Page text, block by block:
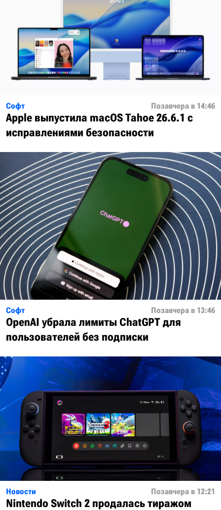
Софт Позавчера в 14:46
Apple выпустила macOS Tahoe 26.6.1 с
исправлениями безопасности
Софт Позавчера в 13:46
OpenAI убрала лимиты ChatGPT для
пользователей без подписки
Новости Позавчера в 12:21
Nintendo Switch 2 продалась тиражом